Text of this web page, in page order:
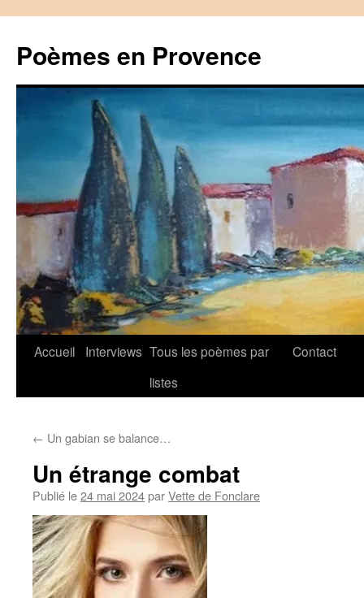
contenu
Poèmes en Provence
Accueil Interviews Tous les poèmes par
listes
Contact
← Un gabian se balance…
Un étrange combat
Publié le24 mai 2024parVette de Fonclare